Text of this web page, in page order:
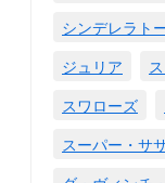
シンデレラト
ジュリア
スワローズ
スーパー・サ